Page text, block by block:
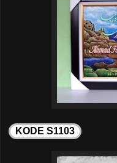
KODE S1103